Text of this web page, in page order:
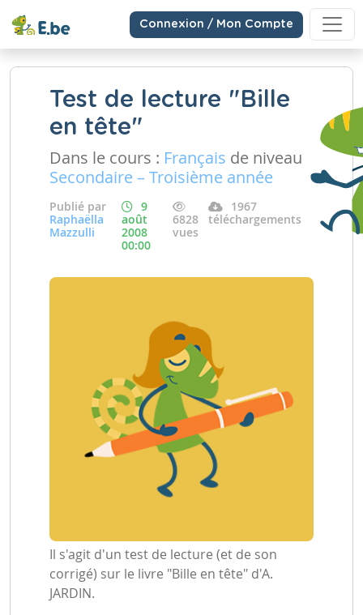
Connexion / Mon Compte
Test de lecture "Bille
en tête"
Dans le cours : Français de niveau
Secondaire – Troisième année
Publié par
Raphaëlla
Mazzulli
9
août
2008
00:00
6828
vues
1967
téléchargements
Il s'agit d'un test de lecture (et de son
corrigé) sur le livre "Bille en tête" d'A.
JARDIN.